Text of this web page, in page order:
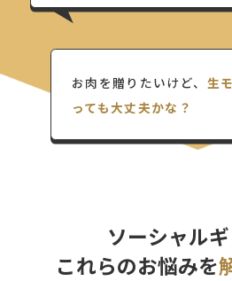
お肉を贈りたいけど、 生
っても大丈夫かな？
ソーシャル
これらのお悩みを